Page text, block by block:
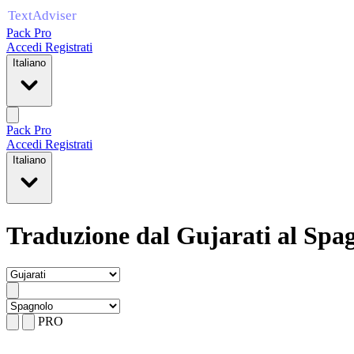
Pack Pro
Accedi Registrati
Italiano
Pack Pro
Accedi Registrati
Italiano
Traduzione dal Gujarati al
PRO